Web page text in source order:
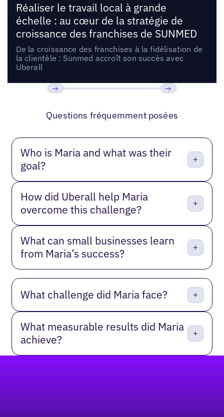
Réaliser le travail local à grande
échelle : au cœur de la stratégie de
croissance des franchises de SUNMED
De la croissance des franchises à la fidélisation de
la clientèle : Sunmed accroît son succès avec
Uberall
Questions fréquemment posées
Who is Maria and what was their
goal?
How did Uberall help Maria
overcome this challenge?
What can small businesses learn
from Maria’s success?
What challenge did Maria face?
What measurable results did Maria
achieve?